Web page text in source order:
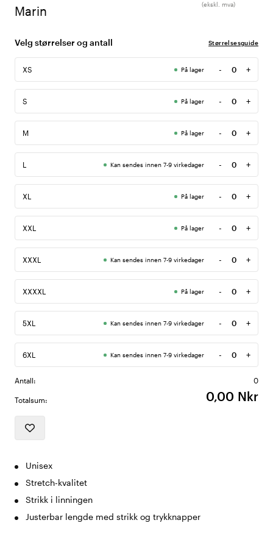
Marin
(ekskl. mva)
Velg størrelser og antall Størrelsesguide
XS På lager -
Antall
+
S På lager -
Antall
+
M På lager -
Antall
+
L Kan sendes innen 7-9 virkedager -
Antall
+
XL På lager -
Antall
+
XXL På lager -
Antall
+
XXXL Kan sendes innen 7-9 virkedager -
Antall
+
XXXXL På lager -
Antall
+
5XL Kan sendes innen 7-9 virkedager -
Antall
+
6XL Kan sendes innen 7-9 virkedager -
Antall
+
Antall: 0
Totalsum: 0,00 Nkr
Unisex
Stretch-kvalitet
Strikk i linningen
Justerbar lengde med strikk og trykknapper